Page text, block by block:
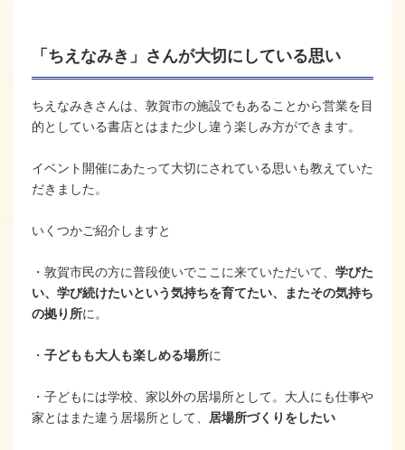
「ちえなみき」さんが大切にしている思い
ちえなみきさんは、敦賀市の施設でもあることから営業を目
的としている書店とはまた少し違う楽しみ方ができます。
イベント開催にあたって大切にされている思いも教えていた
だきました。
いくつかご紹介しますと
・敦賀市民の方に普段使いでここに来ていただいて、 学びた
い、学び続けたいという気持ちを育てたい、またその気持ち
の拠り所に。
・ 子どもも大人も楽しめる場所に
・子どもには学校、家以外の居場所として。大人にも仕事や
家とはまた違う居場所として、
居場所づくりをしたい